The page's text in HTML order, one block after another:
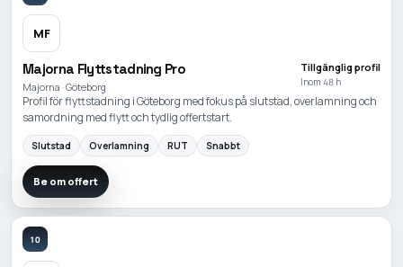
MF
Majorna Flyttstadning Pro
Majorna · Göteborg
Tillgänglig profil
Inom 48 h
Profil för flyttstadning i Göteborg med fokus på slutstad, overlamning och
samordning med flytt och tydlig offertstart.
Slutstad Overlamning RUT Snabbt
Be om offert
10